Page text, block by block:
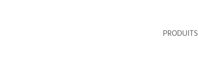
PRODUITS